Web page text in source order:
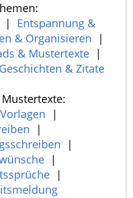
| Entspannung &
& Organisieren |
& Mustertexte|
Geschichten & Zitate
|
|
|
|
|